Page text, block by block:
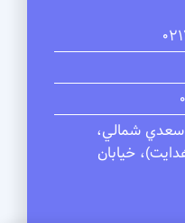
سعدي شمالي،
خيابان